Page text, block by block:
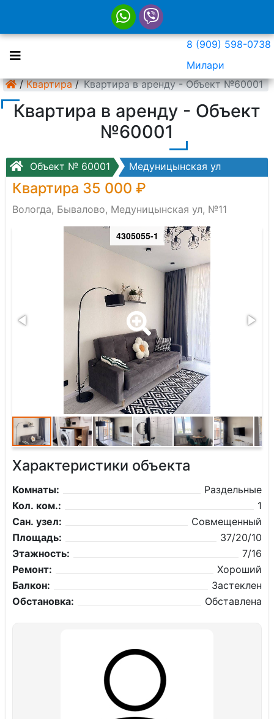
8 (909) 598-0738
Милари
/ Квартира / Квартира в аренду - Объект №60001
Квартира в аренду - Объект
№60001
Объект № 60001 Медуницынская ул
Квартира 35 000 ₽
Вологда, Бывалово, Медуницынская ул, №11
4305055-1
Характеристики объекта
Комнаты:
Раздельные
Кол. ком.:
1
Сан. узел:
Совмещенный
Площадь:
37/20/10
Этажность:
7/16
Ремонт:
Хороший
Балкон:
Застеклен
Обстановка:
Обставлена